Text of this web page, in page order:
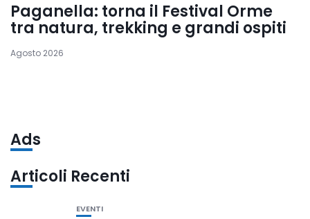
Paganella: torna il Festival Orme
tra natura, trekking e grandi ospiti
Agosto 2026
Ads
Articoli Recenti
EVENTI